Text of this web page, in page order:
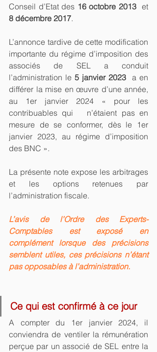
Conseil d’Etat des 16 octobre 2013
8 décembre 2017.
L’annonce tardive de cette modification
importante du régime d’imposition des
associés de SEL a conduit
l’administration le 5 janvier 2023 a en
différer la mise en œuvre d’une année,
au 1er janvier 2024 « pour les
contribuables qui   n’étaient pas en
mesure de se conformer, dès le 1er
janvier 2023, au régime d’imposition
des BNC ».
La présente note expose les arbitrages
et les options retenues par
l’administration fiscale.
L’avis de l’Ordre des Experts-
Comptables est exposé en
complément lorsque des précisions
semblent utiles, ces précisions n’étant
pas opposables à l’administration.
Ce qui est confirmé à ce jour
A compter du 1er janvier 2024, il
conviendra de ventiler la rémunération
perçue par un associé de SEL entre la